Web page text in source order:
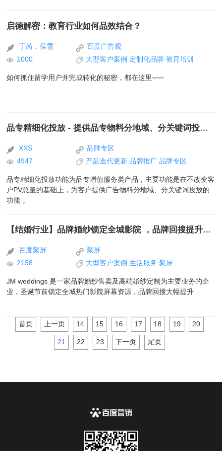
启德解密：教育行业如何品效结合？
丁茜，侯雪
百度广告观
1000
大型客户案例 定制化品牌 教育培训
如何抓住留学用户并完成转化的秘密，都在这里~~~
品专精细化投放 - 提供品专物料分地域、分关键词投放的功能
XXS
品牌专区
4947
产品迭代更新 品牌推广 品牌专区
品专精细化投放功能为品专增值服务类产品，主要功能是在不改变客
户PV总量的基础上，为客户提供广告物料分地域、分关键词投放的
功能 。
【结婚行业】品牌婚纱锁定全城影院 ，品牌回搜提升500%+
百度聚屏
聚屏
2198
大型客户案例 生活服务 聚屏
JM weddings 是一家品牌婚纱售卖及高端婚纱定制为主要业务的企
业，圣诞节前锁定全城热门影院屏幕资源，品牌回搜大幅提升
首页 上一页 14 15 16 17 18 19 20
21 22 23 下一页 尾页